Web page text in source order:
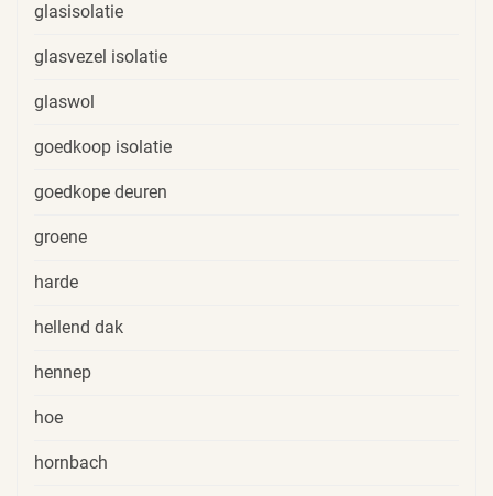
glasisolatie
glasvezel isolatie
glaswol
goedkoop isolatie
goedkope deuren
groene
harde
hellend dak
hennep
hoe
hornbach